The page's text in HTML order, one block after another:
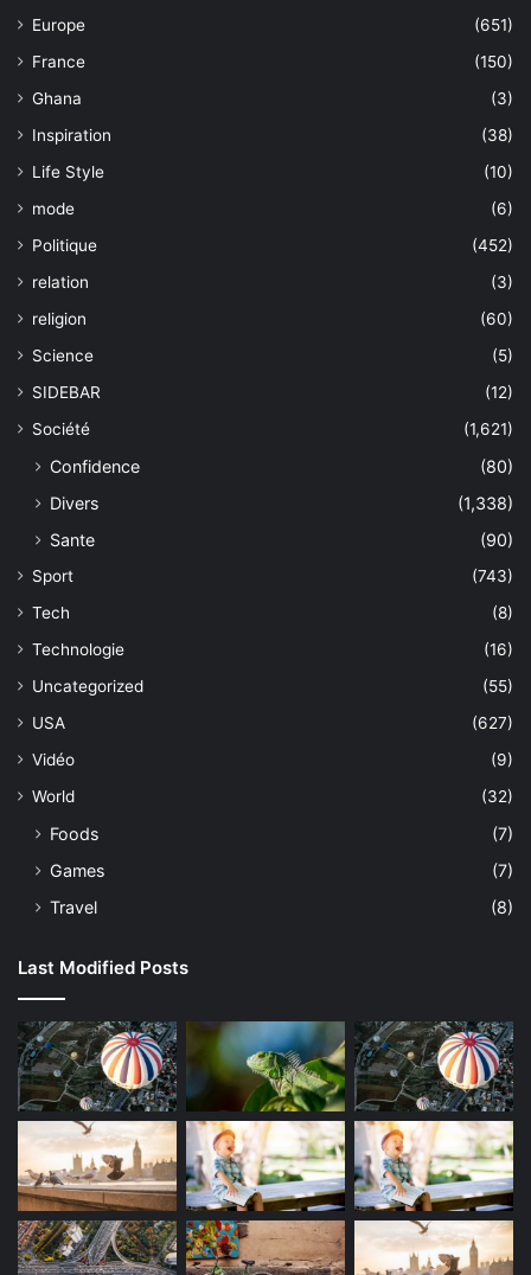
Europe
(651)
France
(150)
Ghana
(3)
Inspiration
(38)
Life Style
(10)
mode
(6)
Politique
(452)
relation
(3)
religion
(60)
Science
(5)
SIDEBAR
(12)
Société
(1,621)
Confidence
(80)
Divers
(1,338)
Sante
(90)
Sport
(743)
Tech
(8)
Technologie
(16)
Uncategorized
(55)
USA
(627)
Vidéo
(9)
World
(32)
Foods
(7)
Games
(7)
Travel
(8)
Last Modified Posts